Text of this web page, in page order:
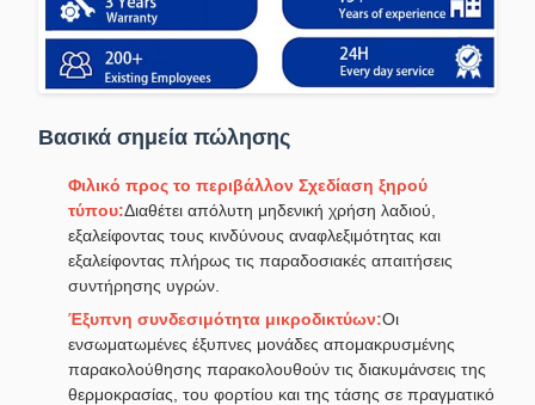
Βασικά σημεία πώλησης
Φιλικό προς το περιβάλλον Σχεδίαση ξηρού
τύπου:Διαθέτει απόλυτη μηδενική χρήση λαδιού,
εξαλείφοντας τους κινδύνους αναφλεξιμότητας και
εξαλείφοντας πλήρως τις παραδοσιακές απαιτήσεις
συντήρησης υγρών.
Έξυπνη συνδεσιμότητα μικροδικτύων:Οι
ενσωματωμένες έξυπνες μονάδες απομακρυσμένης
παρακολούθησης παρακολουθούν τις διακυμάνσεις της
θερμοκρασίας, του φορτίου και της τάσης σε πραγματικό